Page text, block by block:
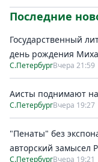
Последние
Государственный
день рождения
С.ПетербургВчера 21:59
Аисты поднимают
С.ПетербургВчера 19:27
"Пенаты" без
авторский замысел
С.ПетербургВчера 19:21